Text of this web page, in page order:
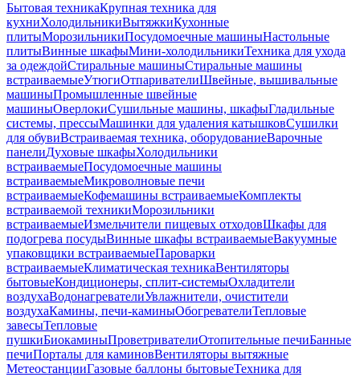
Бытовая техникаКрупная техника для
кухниХолодильникиВытяжкиКухонные
плитыМорозильникиПосудомоечные машиныНастольные
плитыВинные шкафыМини-холодильникиТехника для ухода
за одеждойСтиральные машиныСтиральные машины
встраиваемыеУтюгиОтпаривателиШвейные, вышивальные
машиныПромышленные швейные
машиныОверлокиСушильные машины, шкафыГладильные
системы, прессыМашинки для удаления катышковСушилки
для обувиВстраиваемая техника, оборудованиеВарочные
панелиДуховые шкафыХолодильники
встраиваемыеПосудомоечные машины
встраиваемыеМикроволновые печи
встраиваемыеКофемашины встраиваемыеКомплекты
встраиваемой техникиМорозильники
встраиваемыеИзмельчители пищевых отходовШкафы для
подогрева посудыВинные шкафы встраиваемыеВакуумные
упаковщики встраиваемыеПароварки
встраиваемыеКлиматическая техникаВентиляторы
бытовыеКондиционеры, сплит-системыОхладители
воздухаВодонагревателиУвлажнители, очистители
воздухаКамины, печи-каминыОбогревателиТепловые
завесыТепловые
пушкиБиокаминыПроветривателиОтопительные печиБанные
печиПорталы для каминовВентиляторы вытяжные
МетеостанцииГазовые баллоны бытовыеТехника для